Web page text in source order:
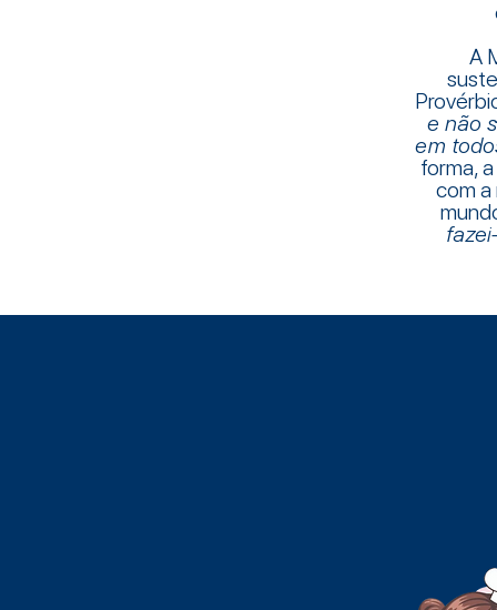
A
e não
em
forma,
com a